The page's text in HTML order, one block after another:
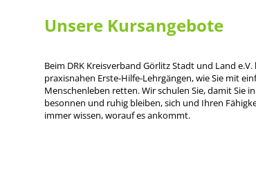
Unsere Kursangebote
Beim DRK Kreisverband Görlitz Stadt und Land e.V.
praxisnahen Erste-Hilfe-Lehrgängen, wie Sie mit
Menschenleben retten. Wir schulen Sie, damit Sie
besonnen und ruhig bleiben, sich und Ihren
immer wissen, worauf es ankommt.